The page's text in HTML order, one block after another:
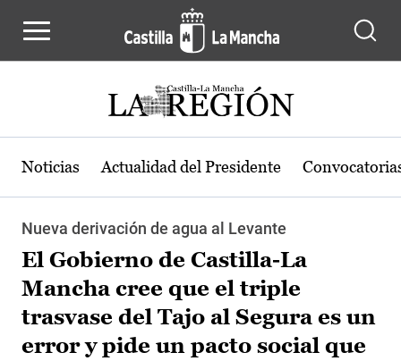
Noticias Actualidad del Presidente
Nueva derivación de agua al Levante
El Gobierno de Castilla-La
Mancha cree que el triple
trasvase del Tajo al Segura es un
error y pide un pacto social que